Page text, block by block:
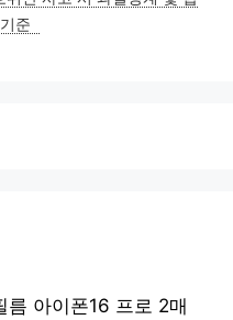
준
름 아이폰16 프로 2매